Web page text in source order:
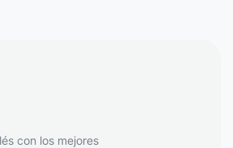
con los mejores